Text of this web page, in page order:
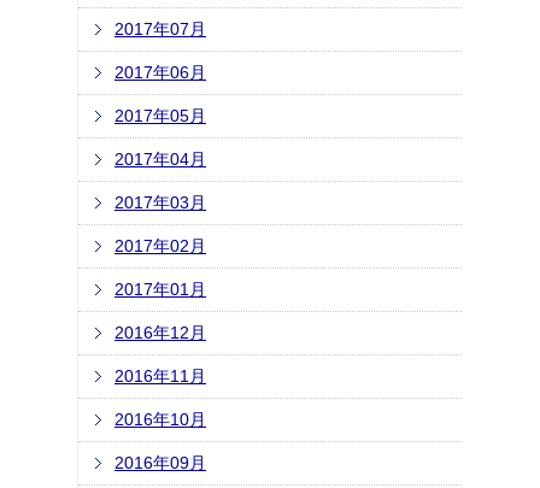
2017年07月
2017年06月
2017年05月
2017年04月
2017年03月
2017年02月
2017年01月
2016年12月
2016年11月
2016年10月
2016年09月